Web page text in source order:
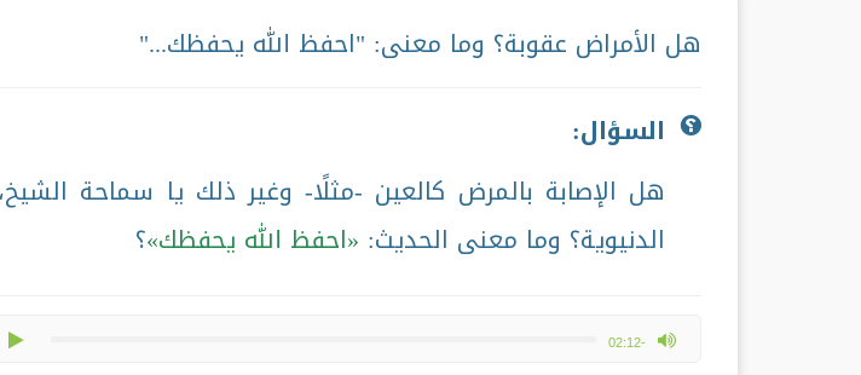
هل الأمراض عقوبة؟ وما معنى: "احفظ الله يحفظك..."
السؤال:
هل الإصابة بالمرض كالعين -مثلًا- وغير ذلك يا سماحة
الدنيوية؟ وما معنى الحديث: احفظ الله يحفظك ؟
-02:12
max volume